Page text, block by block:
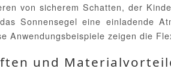
von sicherem Schatten, der
Sonnensegel eine einladende
Anwendungsbeispiele zeigen die
und